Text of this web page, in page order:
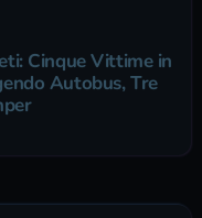
Cinque Vittime in
Autobus, Tre